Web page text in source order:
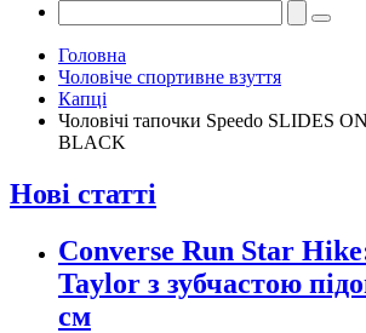
Головна
Чоловіче спортивне взуття
Капці
Чоловічі тапочки Speedo SLIDES
BLACK
Нові статті
Converse Run Star
Taylor з зубчастою
см